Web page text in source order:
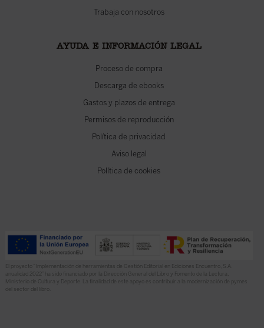
Trabaja con nosotros
AYUDA E INFORMACIÓN LEGAL
Proceso de compra
Descarga de ebooks
Gastos y plazos de entrega
Permisos de reproducción
Política de privacidad
Aviso legal
Política de cookies
El proyecto “Implementación de herramientas de Gestión Editorial en Ediciones Encuentro, S.A.
anualidad 2022” ha sido financiado por la Dirección General del Libro y Fomento de la Lectura,
Ministerio de Cultura y Deporte. La finalidad de este apoyo es contribuir a la modernización de pymes
del sector del libro.